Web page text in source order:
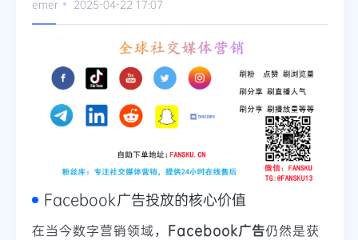
Telegram
更多
emer 2025-04-22 17:07
Facebook广告投放的核心价值
在当今数字营销领域， Facebook广告仍然是获